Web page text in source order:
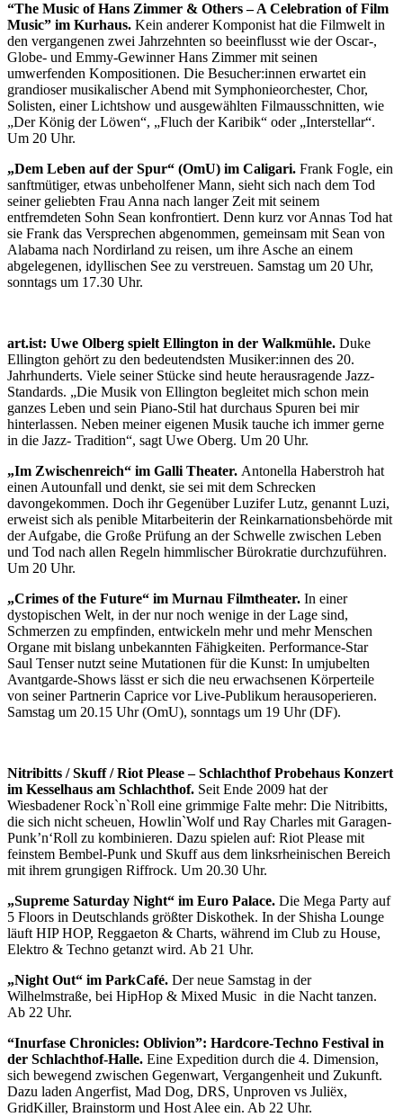
“The Music of Hans Zimmer & Others – A Celebration of Film
Music” im Kurhaus. Kein anderer Komponist hat die Filmwelt in
den vergangenen zwei Jahrzehnten so beeinflusst wie der Oscar-,
Globe- und Emmy-Gewinner Hans Zimmer mit seinen
umwerfenden Kompositionen. Die Besucher:innen erwartet ein
grandioser musikalischer Abend mit Symphonieorchester, Chor,
Solisten, einer Lichtshow und ausgewählten Filmausschnitten, wie
„Der König der Löwen“, „Fluch der Karibik“ oder „Interstellar“.
Um 20 Uhr.
„Dem Leben auf der Spur“ (OmU) im Caligari. Frank Fogle, ein
sanftmütiger, etwas unbeholfener Mann, sieht sich nach dem Tod
seiner geliebten Frau Anna nach langer Zeit mit seinem
entfremdeten Sohn Sean konfrontiert. Denn kurz vor Annas Tod hat
sie Frank das Versprechen abgenommen, gemeinsam mit Sean von
Alabama nach Nordirland zu reisen, um ihre Asche an einem
abgelegenen, idyllischen See zu verstreuen. Samstag um 20 Uhr,
sonntags um 17.30 Uhr.
art.ist: Uwe Olberg spielt Ellington in der Walkmühle. Duke
Ellington gehört zu den bedeutendsten Musiker:innen des 20.
Jahrhunderts. Viele seiner Stücke sind heute herausragende Jazz-
Standards. „Die Musik von Ellington begleitet mich schon mein
ganzes Leben und sein Piano-Stil hat durchaus Spuren bei mir
hinterlassen. Neben meiner eigenen Musik tauche ich immer gerne
in die Jazz- Tradition“, sagt Uwe Oberg. Um 20 Uhr.
„Im Zwischenreich“ im Galli Theater. Antonella Haberstroh hat
einen Autounfall und denkt, sie sei mit dem Schrecken
davongekommen. Doch ihr Gegenüber Luzifer Lutz, genannt Luzi,
erweist sich als penible Mitarbeiterin der Reinkarnationsbehörde mit
der Aufgabe, die Große Prüfung an der Schwelle zwischen Leben
und Tod nach allen Regeln himmlischer Bürokratie durchzuführen.
Um 20 Uhr.
„Crimes of the Future“ im Murnau Filmtheater. In einer
dystopischen Welt, in der nur noch wenige in der Lage sind,
Schmerzen zu empfinden, entwickeln mehr und mehr Menschen
Organe mit bislang unbekannten Fähigkeiten. Performance-Star
Saul Tenser nutzt seine Mutationen für die Kunst: In umjubelten
Avantgarde-Shows lässt er sich die neu erwachsenen Körperteile
von seiner Partnerin Caprice vor Live-Publikum herausoperieren.
Samstag um 20.15 Uhr (OmU), sonntags um 19 Uhr (DF).
Nitribitts / Skuff / Riot Please – Schlachthof Probehaus Konzert
im Kesselhaus am Schlachthof. Seit Ende 2009 hat der
Wiesbadener Rock`n`Roll eine grimmige Falte mehr: Die Nitribitts,
die sich nicht scheuen, Howlin`Wolf und Ray Charles mit Garagen-
Punk’n‘Roll zu kombinieren. Dazu spielen auf: Riot Please mit
feinstem Bembel-Punk und Skuff aus dem linksrheinischen Bereich
mit ihrem grungigen Riffrock. Um 20.30 Uhr.
„Supreme Saturday Night“ im Euro Palace. Die Mega Party auf
5 Floors in Deutschlands größter Diskothek. In der Shisha Lounge
läuft HIP HOP, Reggaeton & Charts, während im Club zu House,
Elektro & Techno getanzt wird. Ab 21 Uhr.
„Night Out“ im ParkCafé. Der neue Samstag in der
Wilhelmstraße, bei HipHop & Mixed Music in die Nacht tanzen.
Ab 22 Uhr.
“Inurfase Chronicles: Oblivion”: Hardcore-Techno Festival in
der Schlachthof-Halle. Eine Expedition durch die 4. Dimension,
sich bewegend zwischen Gegenwart, Vergangenheit und Zukunft.
Dazu laden Angerfist, Mad Dog, DRS, Unproven vs Juliëx,
GridKiller, Brainstorm und Host Alee ein. Ab 22 Uhr.